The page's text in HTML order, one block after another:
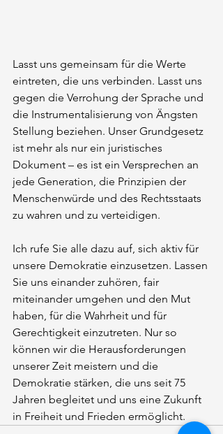
Lasst uns gemeinsam für die Werte
eintreten, die uns verbinden. Lasst uns
gegen die Verrohung der Sprache und
die Instrumentalisierung von Ängsten
Stellung beziehen. Unser Grundgesetz
ist mehr als nur ein juristisches
Dokument – es ist ein Versprechen an
jede Generation, die Prinzipien der
Menschenwürde und des Rechtsstaats
zu wahren und zu verteidigen.
Ich rufe Sie alle dazu auf, sich aktiv für
unsere Demokratie einzusetzen. Lassen
Sie uns einander zuhören, fair
miteinander umgehen und den Mut
haben, für die Wahrheit und für
Gerechtigkeit einzutreten. Nur so
können wir die Herausforderungen
unserer Zeit meistern und die
Demokratie stärken, die uns seit 75
Jahren begleitet und uns eine Zukunft
in Freiheit und Frieden ermöglicht.